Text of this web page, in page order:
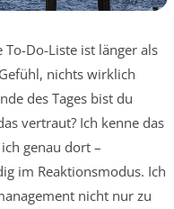
Do-Liste ist länger als
nichts wirklich
des Tages bist du
vertraut? Ich kenne das
genau dort –
im Reaktionsmodus. Ich
nicht nur zu